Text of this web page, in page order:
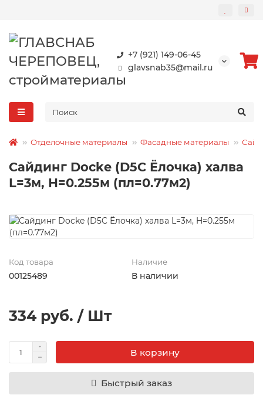
+7 (921) 149-06-45
glavsnab35@mail.ru
Отделочные материалы Фасадные материалы
Сайдинг Docke (D5C Ёлочка) халва
L=3м, H=0.255м (пл=0.77м2)
Код товара
00125489
Наличие
В наличии
334 руб. / Шт
В корзину
Быстрый заказ